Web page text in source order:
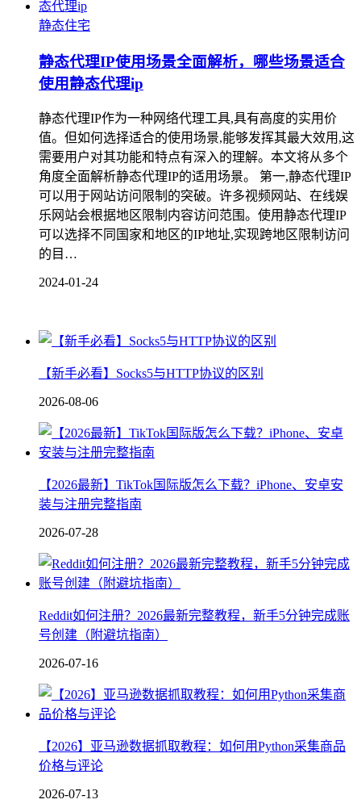
静态住宅
静态代理IP使用场景全面解析，哪些场景适合
使用静态代理ip
静态代理IP作为一种网络代理工具,具有高度的实用价
值。但如何选择适合的使用场景,能够发挥其最大效用,这
需要用户对其功能和特点有深入的理解。本文将从多个
角度全面解析静态代理IP的适用场景。 第一,静态代理IP
可以用于网站访问限制的突破。许多视频网站、在线娱
乐网站会根据地区限制内容访问范围。使用静态代理IP
可以选择不同国家和地区的IP地址,实现跨地区限制访问
的目…
2024-01-24
【新手必看】Socks5与HTTP协议的区别
2026-08-06
【2026最新】TikTok国际版怎么下载？iPhone、安卓安
装与注册完整指南
2026-07-28
Reddit如何注册？2026最新完整教程，新手5分钟完成账
号创建（附避坑指南）
2026-07-16
【2026】亚马逊数据抓取教程：如何用Python采集商品
价格与评论
2026-07-13